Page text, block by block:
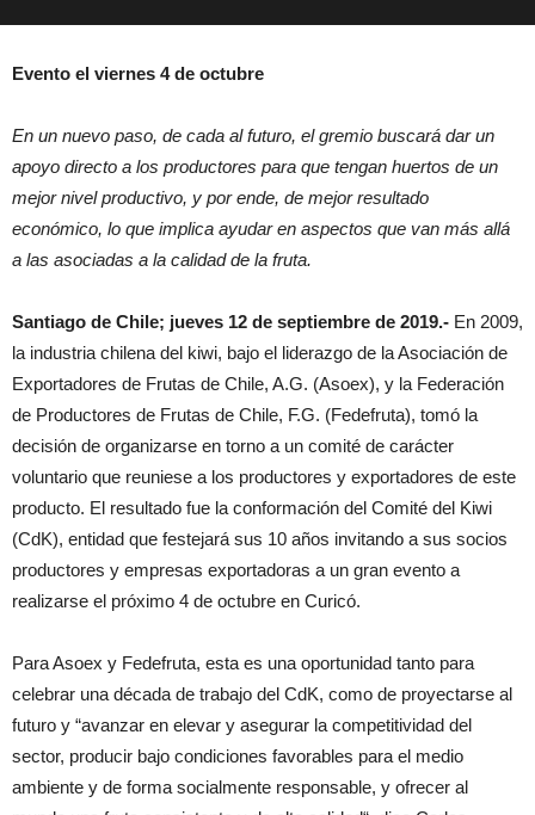
Evento el viernes 4 de octubre
En un nuevo paso, de cada al futuro, el gremio buscará dar un
apoyo directo a los productores para que tengan huertos de un
mejor nivel productivo, y por ende, de mejor resultado
económico, lo que implica ayudar en aspectos que van más allá
a las asociadas a la calidad de la fruta.
Santiago de Chile; jueves 12 de septiembre de 2019.- En 2009,
la industria chilena del kiwi, bajo el liderazgo de la Asociación de
Exportadores de Frutas de Chile, A.G. (Asoex), y la Federación
de Productores de Frutas de Chile, F.G. (Fedefruta), tomó la
decisión de organizarse en torno a un comité de carácter
voluntario que reuniese a los productores y exportadores de este
producto. El resultado fue la conformación del Comité del Kiwi
(CdK), entidad que festejará sus 10 años invitando a sus socios
productores y empresas exportadoras a un gran evento a
realizarse el próximo 4 de octubre en Curicó.
Para Asoex y Fedefruta, esta es una oportunidad tanto para
celebrar una década de trabajo del CdK, como de proyectarse al
futuro y “avanzar en elevar y asegurar la competitividad del
sector, producir bajo condiciones favorables para el medio
ambiente y de forma socialmente responsable, y ofrecer al